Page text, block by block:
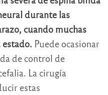
durante las
cuando muchas
estado. Puede ocasionar
de control de
La cirugía
estas